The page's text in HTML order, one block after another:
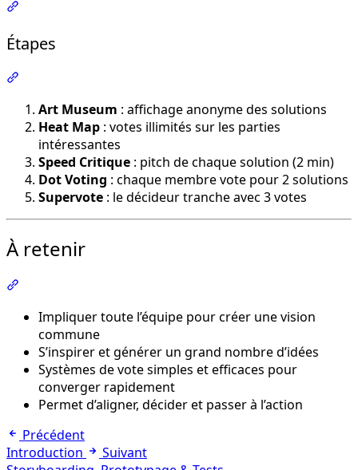
Étapes
Art Museum : affichage anonyme des solutions
Heat Map : votes illimités sur les parties
intéressantes
Speed Critique : pitch de chaque solution (2 min)
Dot Voting : chaque membre vote pour 2 solutions
Supervote : le décideur tranche avec 3 votes
À retenir
Impliquer toute l’équipe pour créer une vision
commune
S’inspirer et générer un grand nombre d’idées
Systèmes de vote simples et efficaces pour
converger rapidement
Permet d’aligner, décider et passer à l’action
Précédent
Introduction
Suivant